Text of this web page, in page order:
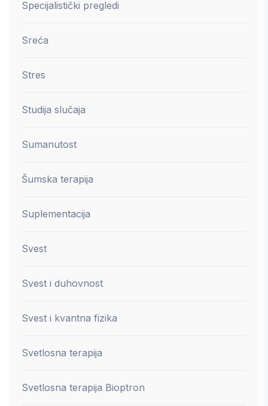
Specijalistički pregledi
Sreća
Stres
Studija slučaja
Sumanutost
Šumska terapija
Suplementacija
Svest
Svest i duhovnost
Svest i kvantna fizika
Svetlosna terapija
Svetlosna terapija Bioptron